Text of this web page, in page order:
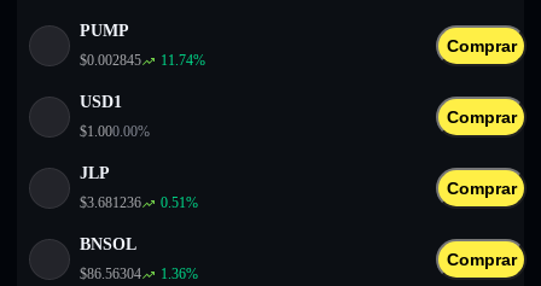
PUMP
$0.002845 11.74%
Comprar
USD1
$1.000.00%
Comprar
JLP
$3.681236 0.51%
Comprar
BNSOL
$86.56304 1.36%
Comprar